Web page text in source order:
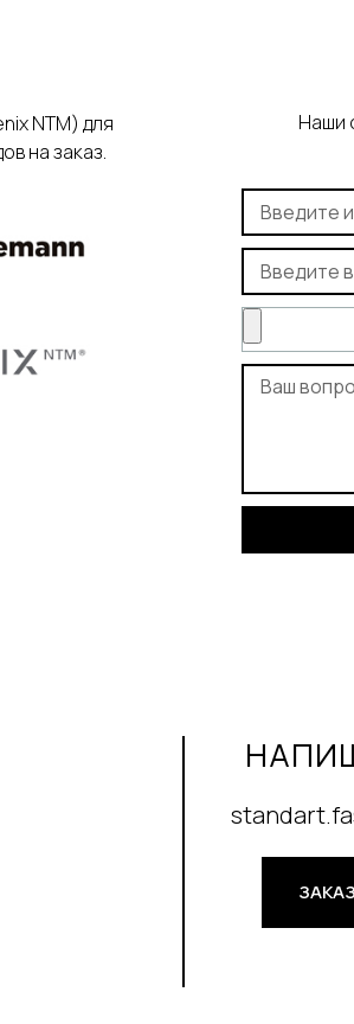
NTM) для
на заказ.
Наши